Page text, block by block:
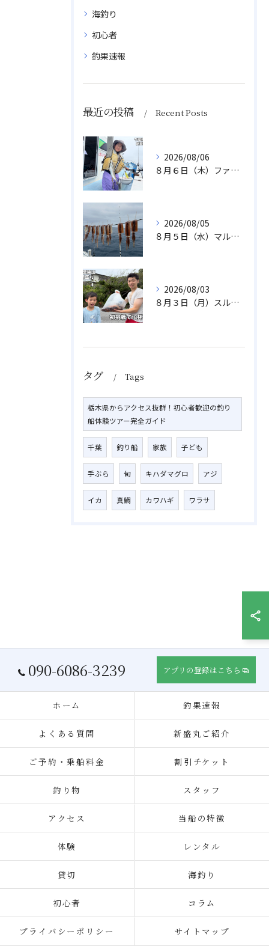
海釣り
初心者
釣果速報
最近の投稿 Recent Posts
2026/08/06
８月６日（木）ファミリフィッシング
2026/08/05
８月５日（水）マルイカ
2026/08/03
８月３日（月）スルメイカ
タグ Tags
栃木県からアクセス抜群！初心者歓迎の釣り
船体験ツアー完全ガイド
千葉 釣り船 家族 子ども
手ぶら 旬 キハダマグロ アジ
イカ 真鯛 カワハギ ワラサ
090-6086-3239 アプリの登録はこちら
ホーム 釣果速報
よくある質問 新盛丸ご紹介
ご予約・乗船料金 割引チケット
釣り物 スタッフ
アクセス 当船の特徴
体験 レンタル
貸切 海釣り
初心者 コラム
プライバシーポリシー サイトマップ